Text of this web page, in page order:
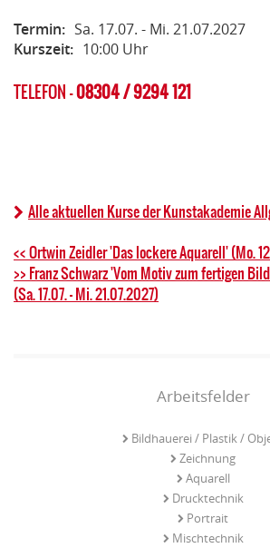
Termin: Sa. 17.07. - Mi. 21.07.2027
Kurszeit: 10:00 Uhr
TELEFON -08304 / 9294 121
Alle aktuellen Kurse der Kunstakademie
<< Ortwin Zeidler 'Das lockere Aquarell' (Mo.
>> Franz Schwarz 'Vom Motiv zum fertigen
(Sa. 17.07. - Mi. 21.07.2027)
Arbeitsfelder
Bildhauerei / Plastik /
Zeichnung
Aquarell
Drucktechnik
Portrait
Mischtechnik